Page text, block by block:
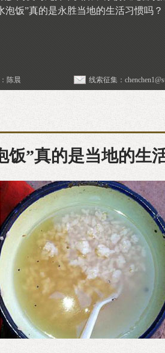
泡饭”真的是永胜当地的生活习惯吗？
陈晨 线索征集：
饭”真的是当地的生